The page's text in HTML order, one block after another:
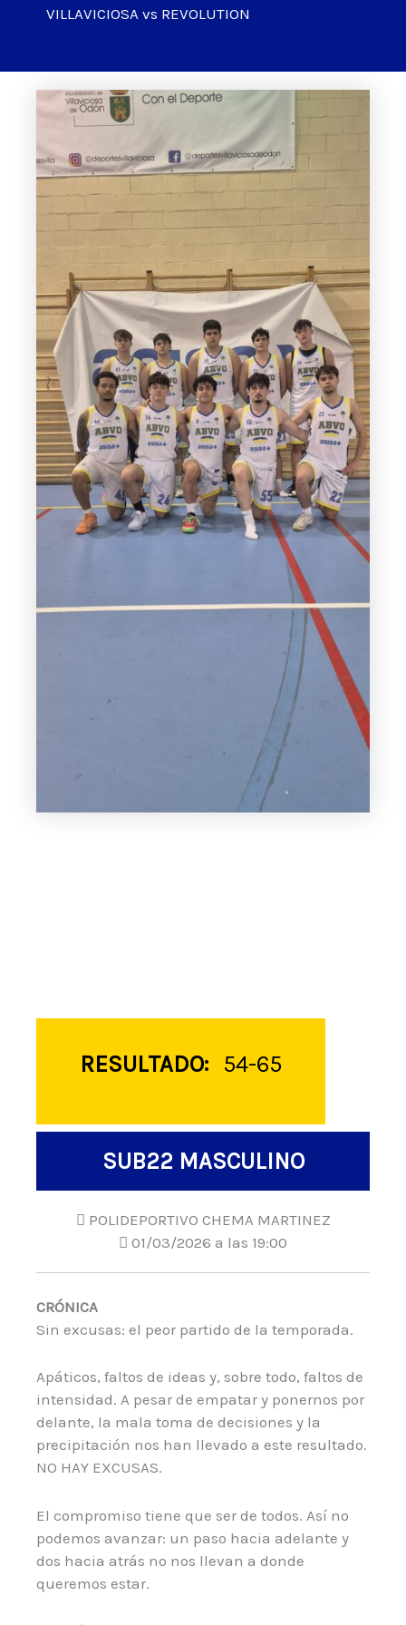
VILLAVICIOSA vs REVOLUTION
RESULTADO: 54-65
SUB22 MASCULINO
POLIDEPORTIVO CHEMA MARTINEZ
01/03/2026 a las 19:00
CRÓNICA
Sin excusas: el peor partido de la temporada.
Apáticos, faltos de ideas y, sobre todo, faltos de
intensidad. A pesar de empatar y ponernos por
delante, la mala toma de decisiones y la
precipitación nos han llevado a este resultado.
NO HAY EXCUSAS.
El compromiso tiene que ser de todos. Así no
podemos avanzar: un paso hacia adelante y
dos hacia atrás no nos llevan a donde
queremos estar.